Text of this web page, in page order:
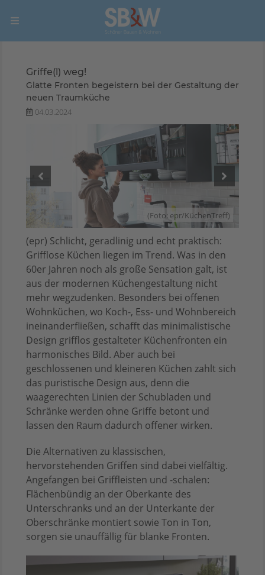
Griffe(l) weg!
Glatte Fronten begeistern bei der Gestaltung der
neuen Traumküche
04.03.2024
(Foto: epr/KüchenTreff)
(epr) Schlicht, geradlinig und echt praktisch:
Grifflose Küchen liegen im Trend. Was in den
60er Jahren noch als große Sensation galt, ist
aus der modernen Küchengestaltung nicht
mehr wegzudenken. Besonders bei offenen
Wohnküchen, wo Koch-, Ess- und Wohnbereich
ineinanderfließen, schafft das minimalistische
Design grifflos gestalteter Küchenfronten ein
harmonisches Bild. Aber auch bei
geschlossenen und kleineren Küchen zahlt sich
das puristische Design aus, denn die
waagerechten Linien der Schubladen und
Schränke werden ohne Griffe betont und
lassen den Raum dadurch offener wirken.
Die Alternativen zu klassischen,
hervorstehenden Griffen sind dabei vielfältig.
Angefangen bei Griffleisten und -schalen:
Flächenbündig an der Oberkante des
Unterschranks und an der Unterkante der
Oberschränke montiert sowie Ton in Ton,
sorgen sie unauffällig für blanke Fronten.